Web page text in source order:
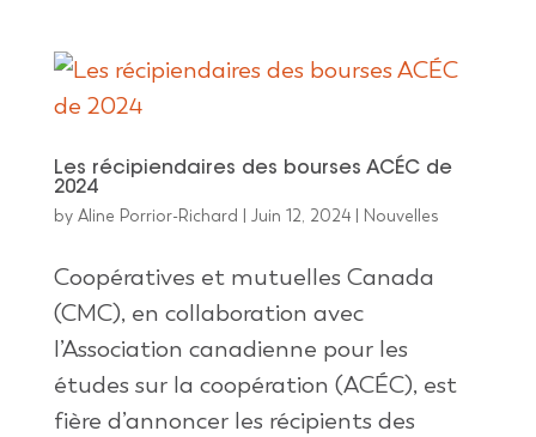
Les récipiendaires des bourses ACÉC de
2024
by Aline Porrior-Richard | Juin 12, 2024| Nouvelles
Coopératives et mutuelles Canada
(CMC), en collaboration avec
l’Association canadienne pour les
études sur la coopération (ACÉC), est
fière d’annoncer les récipients des